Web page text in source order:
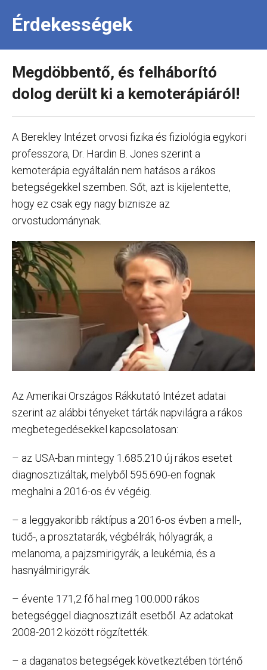
Érdekességek
Megdöbbentő, és felháborító
dolog derült ki a kemoterápiáról!
A Berekley Intézet orvosi fizika és fiziológia egykori
professzora, Dr. Hardin B. Jones szerint a
kemoterápia egyáltalán nem hatásos a rákos
betegségekkel szemben. Sőt, azt is kijelentette,
hogy ez csak egy nagy biznisze az
orvostudománynak.
Az Amerikai Országos Rákkutató Intézet adatai
szerint az alábbi tényeket tárták napvilágra a rákos
megbetegedésekkel kapcsolatosan:
– az USA-ban mintegy 1.685.210 új rákos esetet
diagnosztizáltak, melyből 595.690-en fognak
meghalni a 2016-os év végéig.
– a leggyakoribb ráktípus a 2016-os évben a mell-,
tüdő-, a prosztatarák, végbélrák, hólyagrák, a
melanoma, a pajzsmirigyrák, a leukémia, és a
hasnyálmirigyrák.
– évente 171,2 fő hal meg 100.000 rákos
betegséggel diagnosztizált esetből. Az adatokat
2008-2012 között rögzítették.
– a daganatos betegségek következtében történő